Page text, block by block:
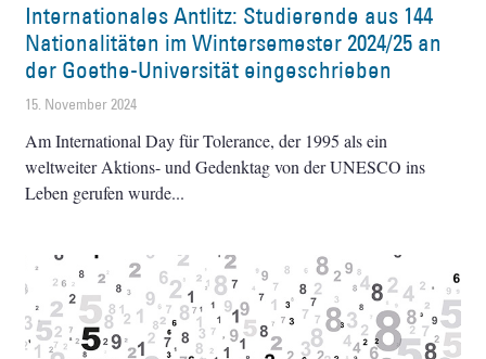
Internationales Antlitz: Studierende aus 144
Nationalitäten im Wintersemester 2024/25 an
der Goethe-Universität eingeschrieben
15. November 2024
Am International Day für Tolerance, der 1995 als ein
weltweiter Aktions- und Gedenktag von der UNESCO ins
Leben gerufen wurde